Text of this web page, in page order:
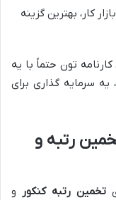
کار، بهترین گزینه
تون حتماً با یه
سرمایه گذاری برای
رتبه و
تخمین رتبه کنکور و